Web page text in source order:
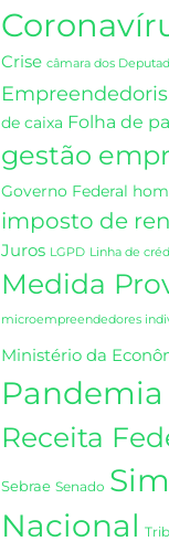
Crise câmara dos
de caixa Folha de
gestão
Governo Federal
imposto de
Juros LGPD Linha de
Medida
microempreendedores
Ministério da
Pandemia
Receita
Sebrae Senado
Nacional